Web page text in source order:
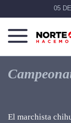
05
Norte
Más
que
noticias,
El marchista